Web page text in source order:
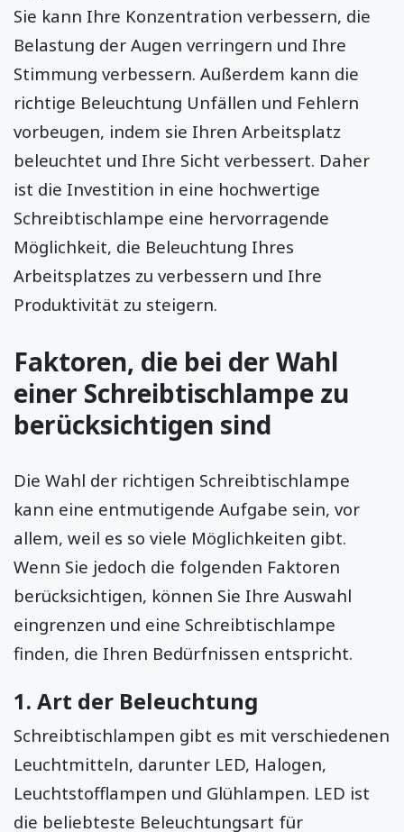
Sie kann Ihre Konzentration verbessern, die
Belastung der Augen verringern und Ihre
Stimmung verbessern. Außerdem kann die
richtige Beleuchtung Unfällen und Fehlern
vorbeugen, indem sie Ihren Arbeitsplatz
beleuchtet und Ihre Sicht verbessert. Daher
ist die Investition in eine hochwertige
Schreibtischlampe eine hervorragende
Möglichkeit, die Beleuchtung Ihres
Arbeitsplatzes zu verbessern und Ihre
Produktivität zu steigern.
Faktoren, die bei der Wahl
einer Schreibtischlampe zu
berücksichtigen sind
Die Wahl der richtigen Schreibtischlampe
kann eine entmutigende Aufgabe sein, vor
allem, weil es so viele Möglichkeiten gibt.
Wenn Sie jedoch die folgenden Faktoren
berücksichtigen, können Sie Ihre Auswahl
eingrenzen und eine Schreibtischlampe
finden, die Ihren Bedürfnissen entspricht.
1. Art der Beleuchtung
Schreibtischlampen gibt es mit verschiedenen
Leuchtmitteln, darunter LED, Halogen,
Leuchtstofflampen und Glühlampen. LED ist
die beliebteste Beleuchtungsart für